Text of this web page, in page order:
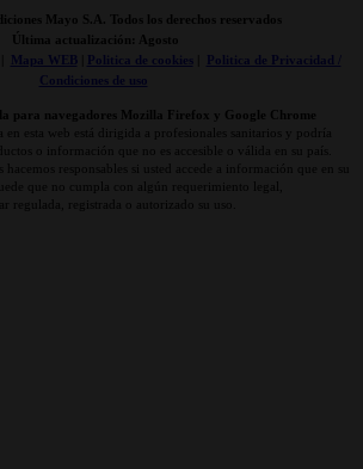
Mayo S.A. Todos los derechos reservados
Última actualización: Agosto
Mapa WEB| Politica de cookies|
Politica de Privacidad /
Condiciones de uso
para navegadores Mozilla Firefox y Google Chrome
esta web está dirigida a profesionales sanitarios y podría
o información que no es accesible o válida en su país.
hacemos responsables si usted accede a información que en su
que no cumpla con algún requerimiento legal,
regulada, registrada o autorizado su uso.